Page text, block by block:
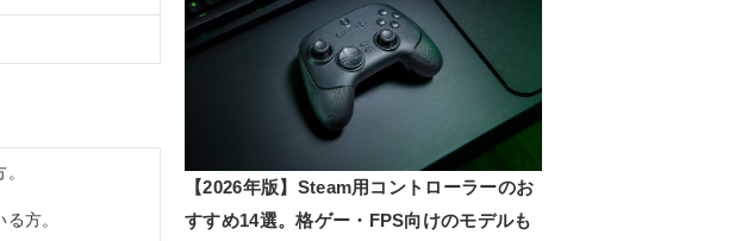
方。
【2026年版】Steam用コントローラーのお
すすめ14選。格ゲー・FPS向けのモデルも